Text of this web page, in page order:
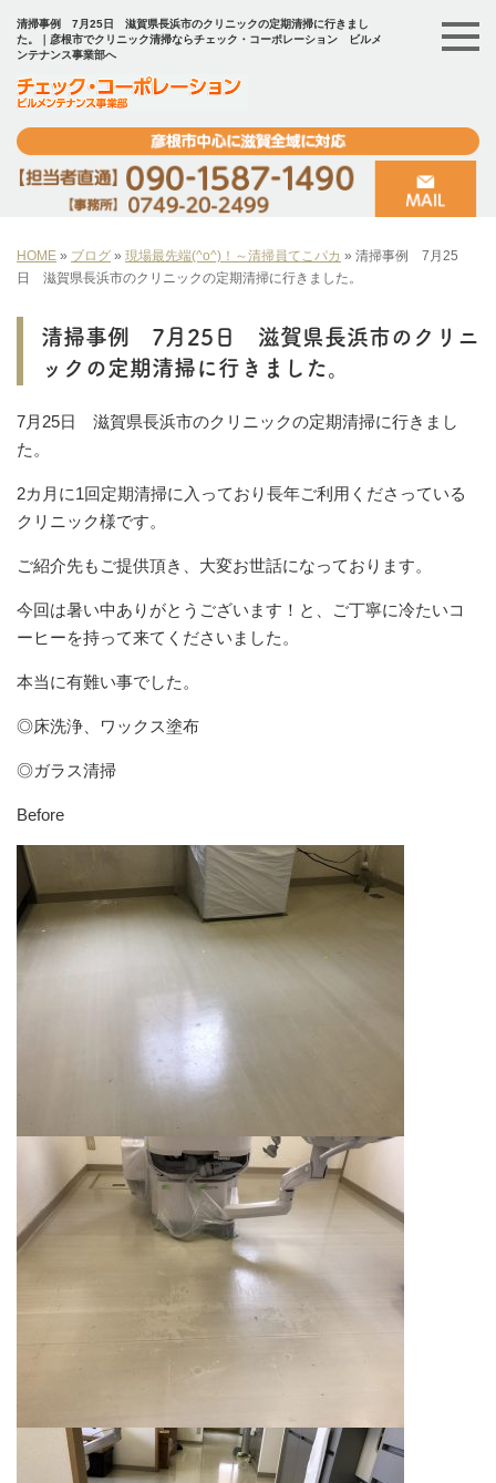
清掃事例 7月25日 滋賀県長浜市のクリニックの定期清掃に行きまし
た。｜彦根市でクリニック清掃ならチェック・コーポレーション ビルメ
ンテナンス事業部へ
HOME » ブログ » 現場最先端(^o^)！～清掃員てこパカ » 清掃事例 7月25
日 滋賀県長浜市のクリニックの定期清掃に行きました。
清掃事例 7月25日 滋賀県長浜市のクリニ
ックの定期清掃に行きました。
7月25日 滋賀県長浜市のクリニックの定期清掃に行きまし
た。
2カ月に1回定期清掃に入っており長年ご利用くださっている
クリニック様です。
ご紹介先もご提供頂き、大変お世話になっております。
今回は暑い中ありがとうございます！と、ご丁寧に冷たいコ
ーヒーを持って来てくださいました。
本当に有難い事でした。
◎床洗浄、ワックス塗布
◎ガラス清掃
Before